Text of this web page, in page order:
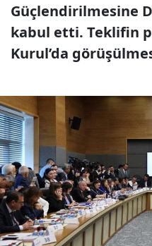
Güçlendirilmesine
kabul etti. Teklifin
Kurul’da